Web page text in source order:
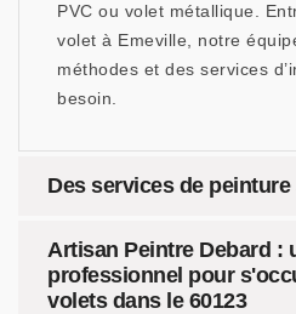
PVC ou volet métallique.
volet à Emeville, notre
méthodes et des services
besoin.
Des services de
Artisan Peintre Debard :
professionnel pour
volets dans le 60123